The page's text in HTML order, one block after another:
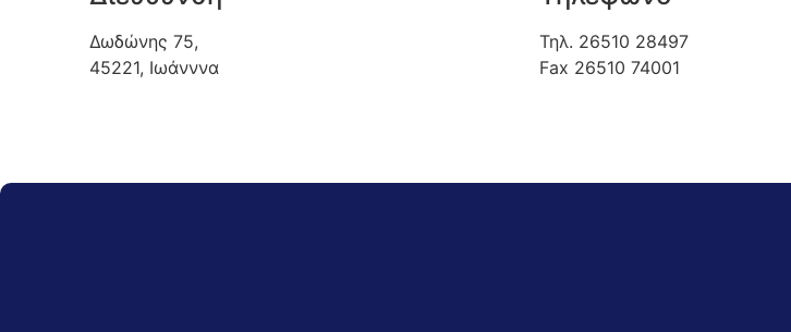
Δωδώνης 75,
45221, Ιωάνννα
Τηλ. 26510 28497
Fax 26510 74001